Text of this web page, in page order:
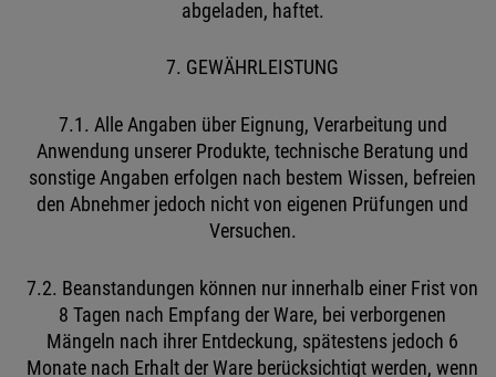
abgeladen, haftet.
7. GEWÄHRLEISTUNG
7.1. Alle Angaben über Eignung, Verarbeitung und
Anwendung unserer Produkte, technische Beratung und
sonstige Angaben erfolgen nach bestem Wissen, befreien
den Abnehmer jedoch nicht von eigenen Prüfungen und
Versuchen.
7.2. Beanstandungen können nur innerhalb einer Frist von
8 Tagen nach Empfang der Ware, bei verborgenen
Mängeln nach ihrer Entdeckung, spätestens jedoch 6
Monate nach Erhalt der Ware berücksichtigt werden, wenn